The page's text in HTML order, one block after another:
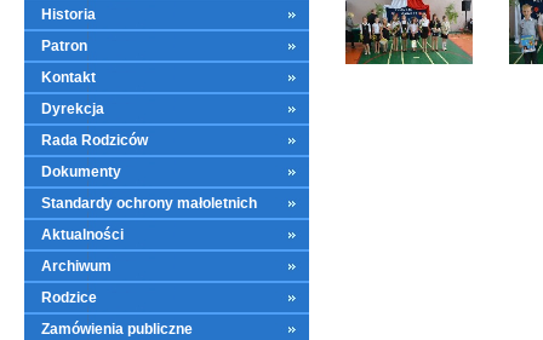
Historia
Patron
Kontakt
Dyrekcja
Rada Rodziców
Dokumenty
Standardy ochrony małoletnich
Aktualności
Archiwum
Rodzice
Zamówienia publiczne